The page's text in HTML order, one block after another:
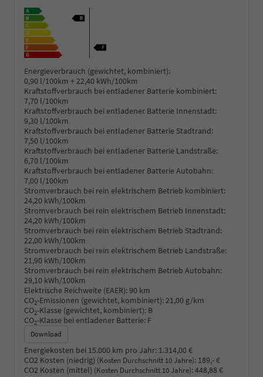
Energieverbrauch (gewichtet, kombiniert):
0,90 l/100km + 22,40 kWh/100km
Kraftstoffverbrauch bei entladener Batterie kombiniert:
7,70 l/100km
Kraftstoffverbrauch bei entladener Batterie Innenstadt:
9,30 l/100km
Kraftstoffverbrauch bei entladener Batterie Stadtrand:
7,50 l/100km
Kraftstoffverbrauch bei entladener Batterie Landstraße:
6,70 l/100km
Kraftstoffverbrauch bei entladener Batterie Autobahn:
7,00 l/100km
Stromverbrauch bei rein elektrischem Betrieb kombiniert:
24,20 kWh/100km
Stromverbrauch bei rein elektrischem Betrieb Innenstadt:
24,20 kWh/100km
Stromverbrauch bei rein elektrischem Betrieb Stadtrand:
22,00 kWh/100km
Stromverbrauch bei rein elektrischem Betrieb Landstraße:
21,90 kWh/100km
Stromverbrauch bei rein elektrischem Betrieb Autobahn:
29,10 kWh/100km
Elektrische Reichweite (EAER):90 km
CO2-Emissionen (gewichtet, kombiniert):21,00 g/km
CO2-Klasse (gewichtet, kombiniert): B
CO2-Klasse bei entladener Batterie: F
Download
Energiekosten bei 15.000 km pro Jahr: 1.314,00 €
CO2 Kosten (niedrig) (Kosten Durchschnitt 10 Jahre): 189,- €
CO2 Kosten (mittel) (Kosten Durchschnitt 10 Jahre):448,88 €